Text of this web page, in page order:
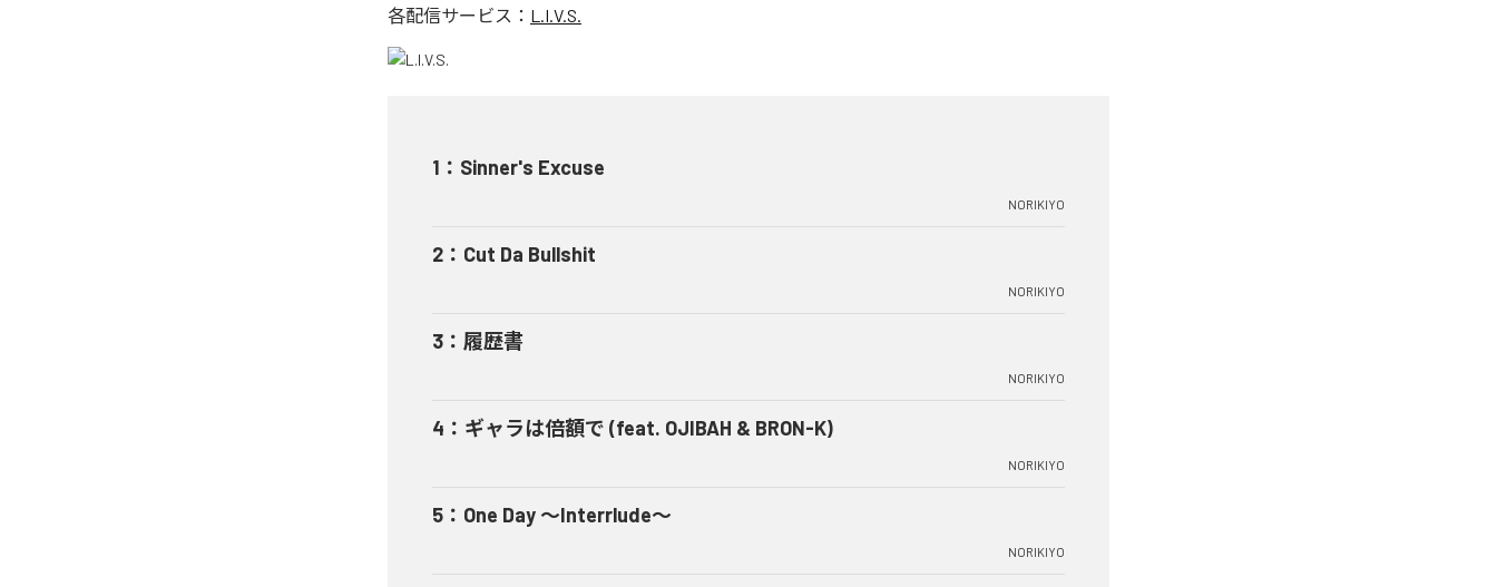
各配信サービス： L.I.V.S.
1 ： Sinner's Excuse
NORIKIYO
2 ： Cut Da Bullshit
NORIKIYO
3 ： 履歴書
NORIKIYO
4 ： ギャラは倍額で (feat. OJIBAH & BRON-K)
NORIKIYO
5 ： One Day ～Interrlude～
NORIKIYO